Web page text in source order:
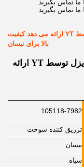
ما تماس بگیرید
ما تماس بگیرید
105118-7982 تزریق کننده سوخت دیزل توسط YT ارائه می دهد کیفیت
بالا برای نیسان
105118-7982 تزریق کننده سوخت دیزل توسط YT ارائه
105118-7982
تزریق کننده سوخت
نیسان
سیاه